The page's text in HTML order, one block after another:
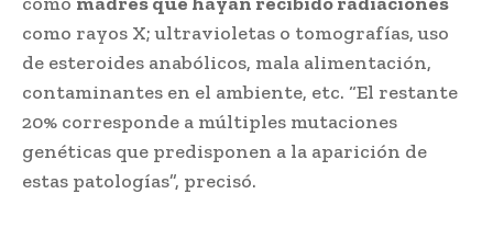
como rayos X; ultravioletas o tomografías, uso
de esteroides anabólicos, mala alimentación,
contaminantes en el ambiente, etc. “El restante
20% corresponde a múltiples mutaciones
genéticas que predisponen a la aparición de
estas patologías”, precisó.